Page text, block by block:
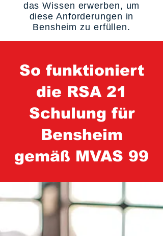
das Wissen erwerben, um
diese Anforderungen in
Bensheim zu erfüllen.
So funktioniert
die RSA 21
Schulung für
Bensheim
gemäß MVAS 99